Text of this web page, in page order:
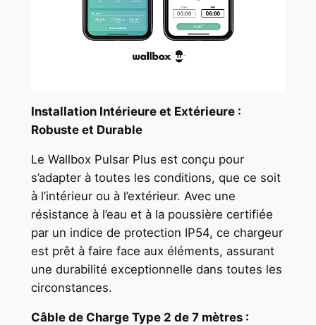
Installation Intérieure et Extérieure :
Robuste et Durable
Le Wallbox Pulsar Plus est conçu pour
s’adapter à toutes les conditions, que ce soit
à l’intérieur ou à l’extérieur. Avec une
résistance à l’eau et à la poussière certifiée
par un indice de protection IP54, ce chargeur
est prêt à faire face aux éléments, assurant
une durabilité exceptionnelle dans toutes les
circonstances.
Câble de Charge Type 2 de 7 mètres :